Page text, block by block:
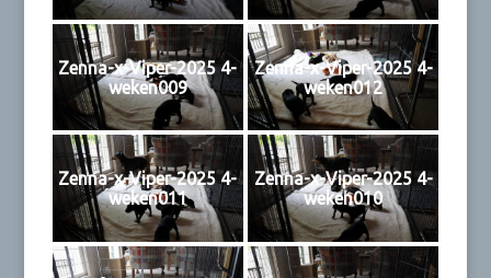
Zenna-x-Viper-2025 4-
weken009
Zenna-x-Viper-2025 4-
weken012
Zenna-x-Viper-2025 4-
weken011
Zenna-x-Viper-2025 4-
weken010